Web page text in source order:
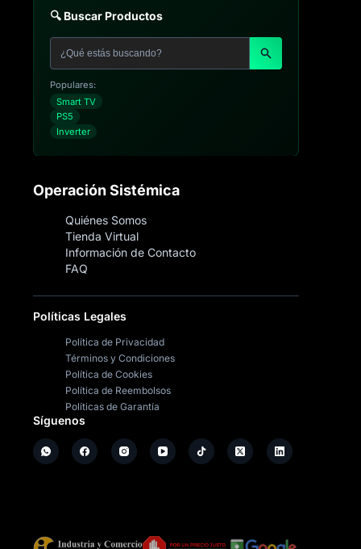
🔍 Buscar Productos
Populares:
Smart TV
PS5
Inverter
Operación Sistémica
Quiénes Somos
Tienda Virtual
Información de Contacto
FAQ
Políticas Legales
Política de Privacidad
Términos y Condiciones
Política de Cookies
Política de Reembolsos
Políticas de Garantía
Síguenos